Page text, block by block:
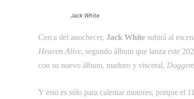
Jack White
Cerca del anochecer, Jack White subirá al
Heaven Alive, segundo álbum que lanza este
con su nuevo álbum, maduro y visceral,
Y esto es sólo para calentar motores, porque el